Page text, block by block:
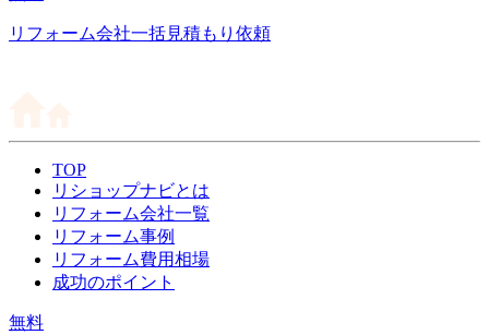
リフォーム会社一括見積もり依頼
TOP
リショップナビとは
リフォーム会社一覧
リフォーム事例
リフォーム費用相場
成功のポイント
無料